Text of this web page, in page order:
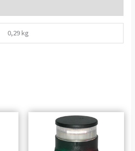
0,29 kg